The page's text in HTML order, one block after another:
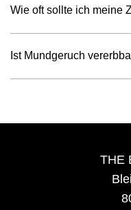
Wie oft sollte ich meine
Ist Mundgeruch
THE